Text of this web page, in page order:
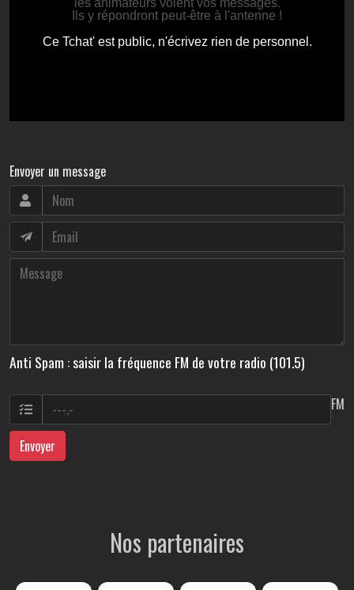
Envoyer un message
Anti Spam : saisir la fréquence FM de votre radio (101.5)
FM
Envoyer
Nos partenaires